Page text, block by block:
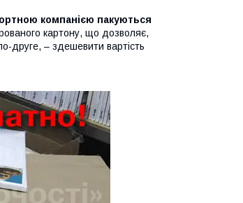
компанією пакуються
картону, що дозволяє,
друге, – здешевити вартість